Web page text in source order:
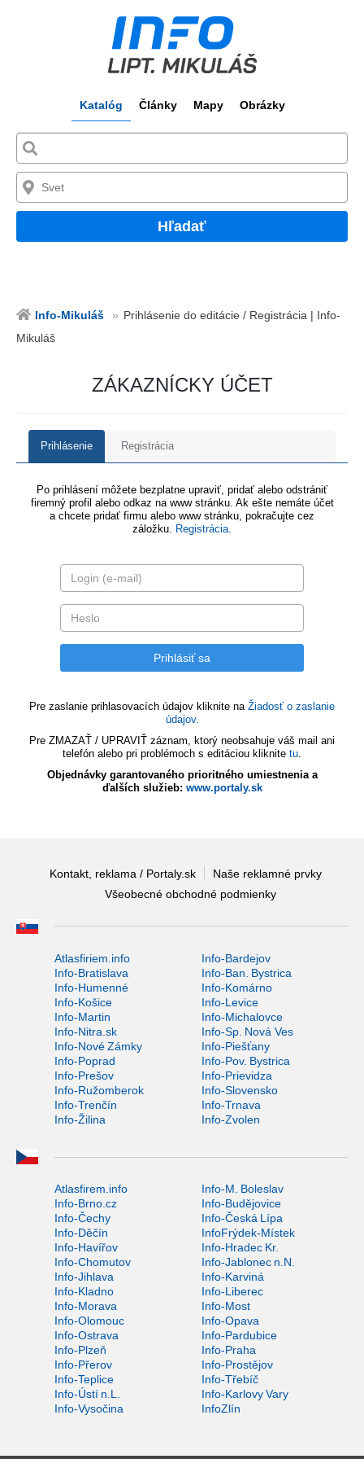
Katalóg Články Mapy Obrázky
Hľadať
Info-Mikuláš
Prihlásenie do editácie / Registrácia | Info-
Mikuláš
ZÁKAZNÍCKY ÚČET
Prihlásenie Registrácia
Po prihlásení môžete bezplatne upraviť, pridať alebo odstrániť
firemný profil alebo odkaz na www stránku. Ak ešte nemáte účet
a chcete pridať firmu alebo www stránku, pokračujte cez
záložku. Registrácia.
Pre zaslanie prihlasovacích údajov kliknite na Žiadosť o zaslanie
údajov.
Pre ZMAZAŤ / UPRAVIŤ záznam, ktorý neobsahuje váš mail ani
telefón alebo pri problémoch s editáciou kliknite tu.
Objednávky garantovaného prioritného umiestnenia a
ďalších služieb: www.portaly.sk
Kontakt, reklama / Portaly.sk
Naše reklamné prvky
Všeobecné obchodné podmienky
Atlasfiriem.info
Info-Bardejov
Info-Bratislava
Info-Ban. Bystrica
Info-Humenné
Info-Komárno
Info-Košice
Info-Levice
Info-Martin
Info-Michalovce
Info-Nitra.sk
Info-Sp. Nová Ves
Info-Nové Zámky
Info-Piešťany
Info-Poprad
Info-Pov. Bystrica
Info-Prešov
Info-Prievidza
Info-Ružomberok
Info-Slovensko
Info-Trenčín
Info-Trnava
Info-Žilina
Info-Zvolen
Atlasfirem.info
Info-M. Boleslav
Info-Brno.cz
Info-Budějovice
Info-Čechy
Info-Česká Lípa
Info-Děčín
InfoFrýdek-Místek
Info-Havířov
Info-Hradec Kr.
Info-Chomutov
Info-Jablonec n.N.
Info-Jihlava
Info-Karviná
Info-Kladno
Info-Liberec
Info-Morava
Info-Most
Info-Olomouc
Info-Opava
Info-Ostrava
Info-Pardubice
Info-Plzeň
Info-Praha
Info-Přerov
Info-Prostějov
Info-Teplice
Info-Třebíč
Info-Ústí n.L.
Info-Karlovy Vary
Info-Vysočina
InfoZlín